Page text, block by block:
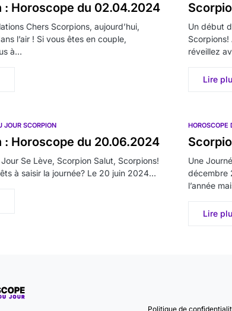
: Horoscope du 02.04.2024
Chers Scorpions, aujourd’hui,
l’air ! Si vous êtes en couple,
à…
Un début
réveillez
Lire
JOUR SCORPION
: Horoscope du 20.06.2024
Se Lève, Scorpion Salut, Scorpions!
à saisir la journée? Le 20 juin 2024…
HOROSCOPE
Une
décembre
l’année
Lire
Politique de